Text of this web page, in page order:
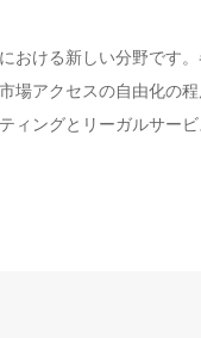
おける新しい分野です
場アクセスの自由化の
ィングとリーガルサービ